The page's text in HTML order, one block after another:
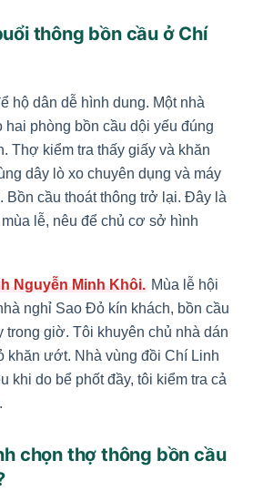
thông bồn cầu ở Chí
hộ dân dễ hình dung. Một nhà
phòng bồn cầu dội yếu đúng
Thợ kiểm tra thấy giấy và khăn
dây lò xo chuyên dụng và máy
Bồn cầu thoát thông trở lại. Đây là
lễ, nêu để chủ cơ sở hình
Nguyễn Minh Khôi. Mùa lễ hội
nghỉ Sao Đỏ kín khách, bồn cầu
trong giờ. Tôi khuyên chủ nhà dán
khăn ướt. Nhà vùng đồi Chí Linh
khi do bể phốt đầy, tôi kiểm tra cả
chọn thợ thông bồn cầu